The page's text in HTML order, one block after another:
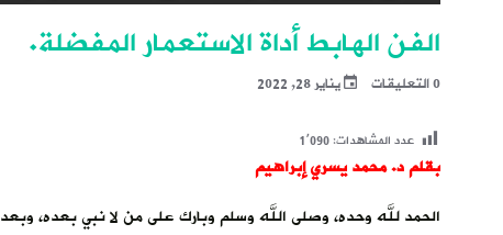
الفن الهابط أداة الاستعمار المفضلة.
0 التعليقات يناير 28, 2022
عدد المشاهدات:1٬090
بقلم د. محمد يسري إبراهيم
الحمد لله وحده، وصلى الله وسلم وبارك على من لا نبي بعده، وبعد